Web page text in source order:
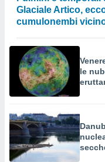
Glaciale Artico,
cumulonembi
le